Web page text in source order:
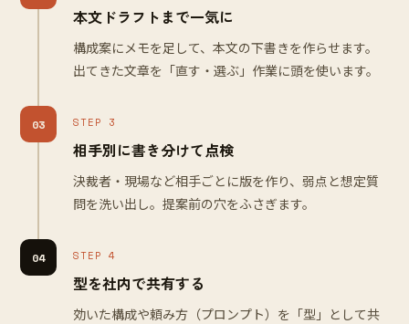
本文ドラフトまで一気に
構成案にメモを足して、本文の下書きを作らせます。
出てきた文章を「直す・選ぶ」作業に頭を使います。
03 STEP 3
相手別に書き分けて点検
決裁者・現場など相手ごとに版を作り、弱点と想定質
問を洗い出し。提案前の穴をふさぎます。
04 STEP 4
型を社内で共有する
効いた構成や頼み方（プロンプト）を「型」として共